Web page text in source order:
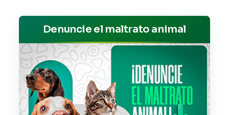
Denuncie el maltrato animal